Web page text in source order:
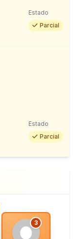
Estado
Parcial
Estado
Parcial
3